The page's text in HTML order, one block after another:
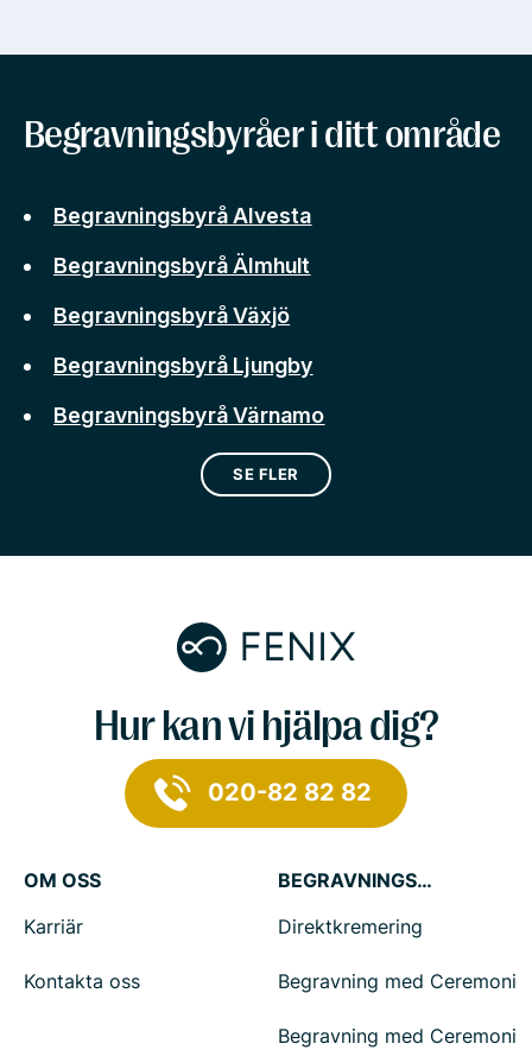
Begravningsbyråer i ditt område
Begravningsbyrå Alvesta
Begravningsbyrå Älmhult
Begravningsbyrå Växjö
Begravningsbyrå Ljungby
Begravningsbyrå Värnamo
SE FLER
Hur kan vi hjälpa dig?
020-82 82 82
OM OSS
Karriär
Kontakta oss
BEGRAVNINGSTJÄNSTER
Direktkremering
Begravning med Ceremoni
Begravning med Ceremoni